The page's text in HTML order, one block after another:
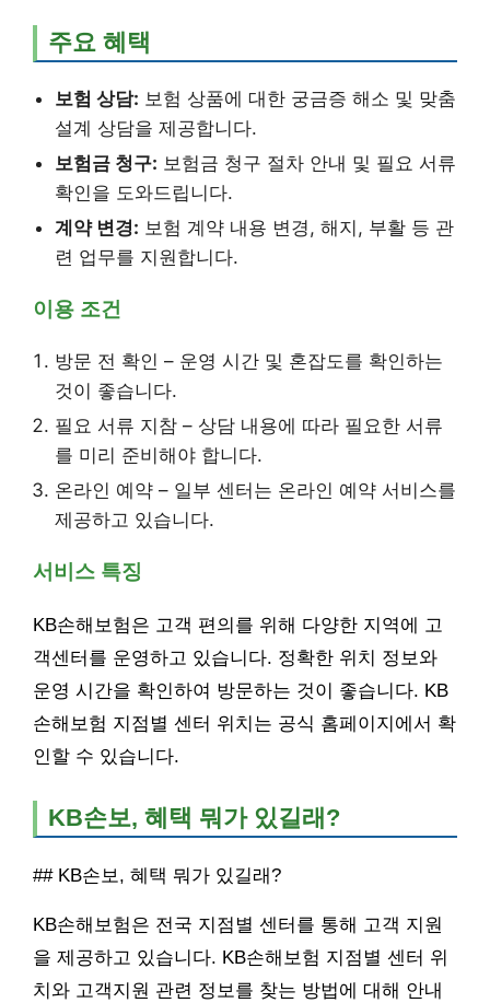
주요 혜택
보험 상담: 보험 상품에 대한 궁금증 해소 및 맞춤
설계 상담을 제공합니다.
보험금 청구: 보험금 청구 절차 안내 및 필요 서류
확인을 도와드립니다.
계약 변경: 보험 계약 내용 변경, 해지, 부활 등 관
련 업무를 지원합니다.
이용 조건
방문 전 확인 – 운영 시간 및 혼잡도를 확인하는
것이 좋습니다.
필요 서류 지참 – 상담 내용에 따라 필요한 서류
를 미리 준비해야 합니다.
온라인 예약 – 일부 센터는 온라인 예약 서비스를
제공하고 있습니다.
서비스 특징
KB손해보험은 고객 편의를 위해 다양한 지역에 고
객센터를 운영하고 있습니다. 정확한 위치 정보와
운영 시간을 확인하여 방문하는 것이 좋습니다. KB
손해보험 지점별 센터 위치는 공식 홈페이지에서 확
인할 수 있습니다.
KB손보, 혜택 뭐가 있길래?
## KB손보, 혜택 뭐가 있길래?
KB손해보험은 전국 지점별 센터를 통해 고객 지원
을 제공하고 있습니다. KB손해보험 지점별 센터 위
치와 고객지원 관련 정보를 찾는 방법에 대해 안내